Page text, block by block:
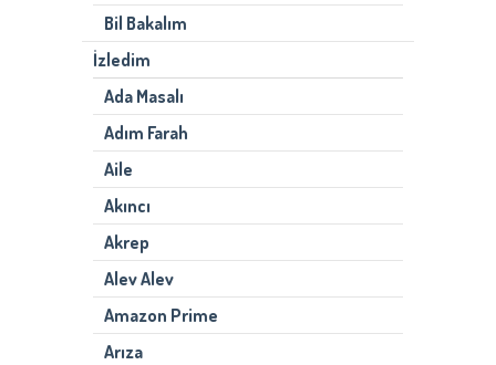
Bil Bakalım
İzledim
Ada Masalı
Adım Farah
Aile
Akıncı
Akrep
Alev Alev
Amazon Prime
Arıza